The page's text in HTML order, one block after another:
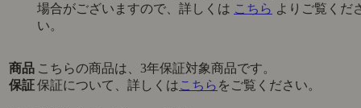
場合がございますので、詳しくは こちら よりご覧くだ
い。
商品
保証
こちらの商品は、3年保証対象商品です。
保証について、詳しくはこちら をご覧ください。